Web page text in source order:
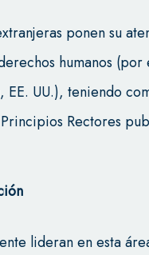
ponen su
humanos (por
UU.), teniendo
Rectores
lideran en esta